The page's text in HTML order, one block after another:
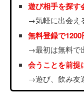
遊び相手を探す
→気軽に出会え
無料登録で
→最初は無料で
会うことを前提
→遊び、飲み友